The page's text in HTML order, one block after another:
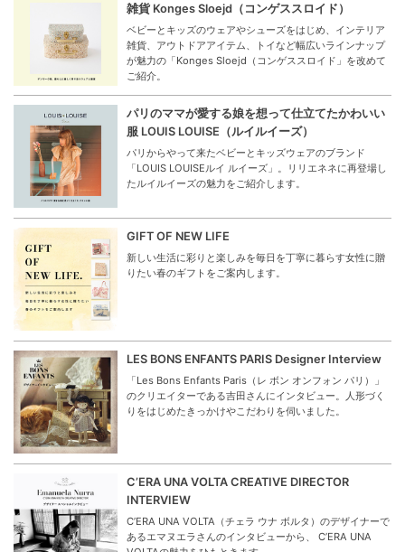
雑貨 Konges Sloejd（コンゲススロイド）
ベビーとキッズのウェアやシューズをはじめ、インテリア
雑貨、アウトドアアイテム、トイなど幅広いラインナップ
が魅力の「Konges Sloejd（コンゲススロイド」を改めて
ご紹介。
パリのママが愛する娘を想って仕立てたかわいい
服 LOUIS LOUISE（ルイルイーズ）
パリからやって来たベビーとキッズウェアのブランド
「LOUIS LOUISEルイ ルイーズ」。リリエネネに再登場し
たルイルイーズの魅力をご紹介します。
GIFT OF NEW LIFE
新しい生活に彩りと楽しみを毎日を丁寧に暮らす女性に贈
りたい春のギフトをご案内します。
LES BONS ENFANTS PARIS Designer Interview
「Les Bons Enfants Paris（レ ボン オンフォン パリ）」
のクリエイターである吉田さんにインタビュー。人形づく
りをはじめたきっかけやこだわりを伺いました。
C’ERA UNA VOLTA CREATIVE DIRECTOR
INTERVIEW
C’ERA UNA VOLTA（チェラ ウナ ボルタ）のデザイナーで
あるエマヌエラさんのインタビューから、 C’ERA UNA